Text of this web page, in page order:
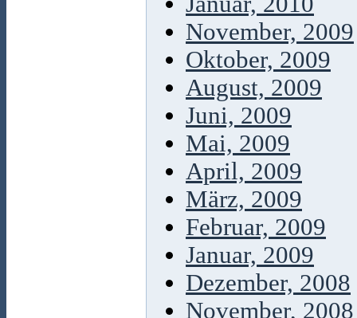
November, 2009
Oktober, 2009
August, 2009
Juni, 2009
Mai, 2009
April, 2009
März, 2009
Februar, 2009
Januar, 2009
Dezember, 2008
November, 2008